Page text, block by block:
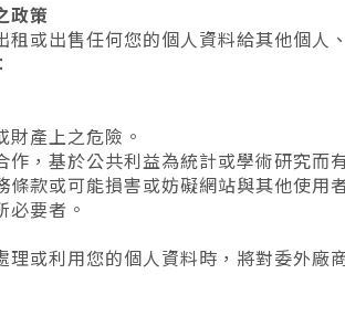
政策
或出售任何您的個人資料給其他個
產上之危險。
作，基於公共利益為統計或學術研究
條款或可能損害或妨礙網站與其他使
要者。
或利用您的個人資料時，將對委外廠